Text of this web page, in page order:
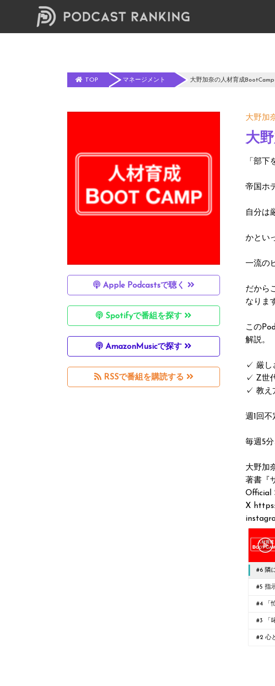
TOP マネージメント 大野加奈の人材育成
Apple Podcastsで聴く
Spotifyで番組を探す
AmazonMusicで探す
RSSで番組を購読する
大野加
大
「部下
帝国ホ
自分は
かとい
一流の
だから
なりま
この
解説。
✓ 厳し
✓ Z世
✓ 教え
週1回
毎週5
大野加
著書『
Official
X
#6 隣
#5 指
#4 「
#3 「
#2 心